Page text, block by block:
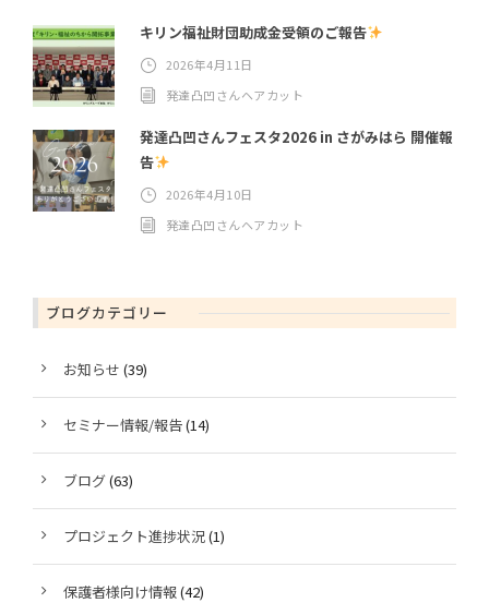
キリン福祉財団助成金受領のご報告
2026年4月11日
発達凸凹さんヘアカット
発達凸凹さんフェスタ2026 in さがみはら 開催報
告
2026年4月10日
発達凸凹さんヘアカット
ブログカテゴリー
お知らせ (39)
セミナー情報/報告(14)
ブログ(63)
プロジェクト進捗状況(1)
保護者様向け情報(42)